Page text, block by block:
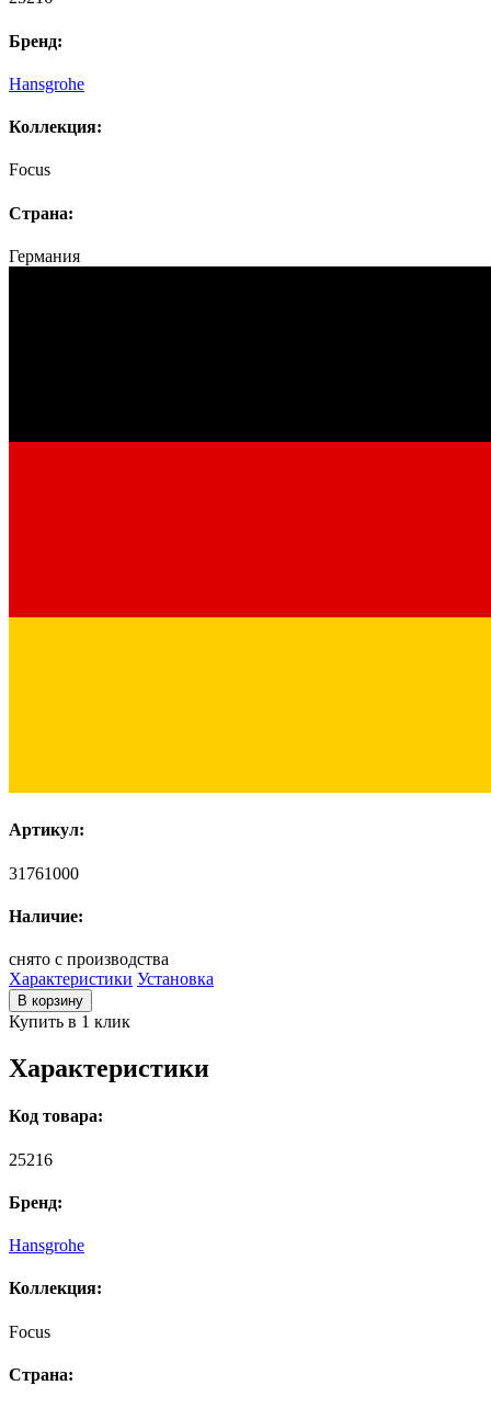
Бренд:
Hansgrohe
Коллекция:
Focus
Страна:
Германия
Артикул:
31761000
Наличие:
снято с производства
Характеристики Установка
В корзину
Купить в 1 клик
Характеристики
Код товара:
25216
Бренд:
Hansgrohe
Коллекция:
Focus
Страна: